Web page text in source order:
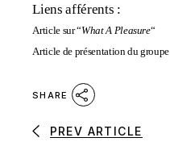
Liens afférents :
Article sur “What A Pleasure“
Article de présentation du groupe
SHARE
PREV ARTICLE